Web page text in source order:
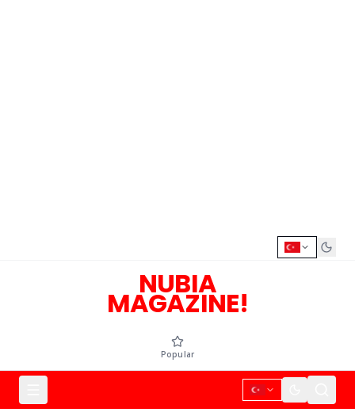
NUBIA
MAGAZINE!
Popular